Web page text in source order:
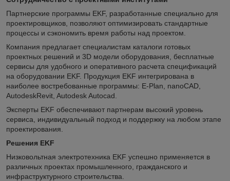
Партнерские программы EKF, разработанные специально для
проектировщиков, позволяют оптимизировать стандартные
процессы и сэкономить время работы над проектом.
Компания предлагает специалистам каталоги готовых
проектных решений и 3D модели оборудования, бесплатные
сервисы для удобного и оперативного расчета спецификаций
на оборудовании EKF. Продукция EKF интегрирована в
наиболее востребованные программы: E-Plan, nanoCAD,
AutodeskRevit, Autodesk Autocad.
Эксперты EKF обеспечивают партнерам высокий уровень
сервиса, индивидуальный подход и поддержку на любом этапе
проектирования.
Решения EKF
Низковольтная электротехника EKF успешно применяется в
различных проектах промышленного, гражданского и
инфраструктурного строительства.